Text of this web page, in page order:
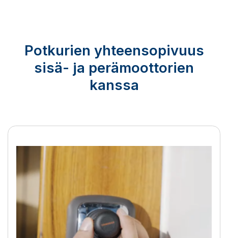
Potkurien yhteensopivuus
sisä- ja perämoottorien
kanssa
BOW PRO -potkurit